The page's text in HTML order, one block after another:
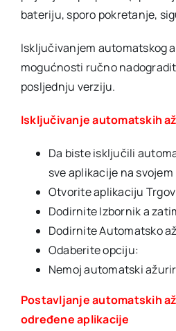
bateriju, sporo pokretanje,
Isključivanjem automatskog
mogućnosti ručno
posljednju verziju.
Isključivanje automatskih
Da biste isključili
sve aplikacije na
Otvorite aplikaciju
Dodirnite Izbornik a
Dodirnite Automatsko
Odaberite opciju:
Nemoj automatski
Postavljanje automatskih
određene aplikacije